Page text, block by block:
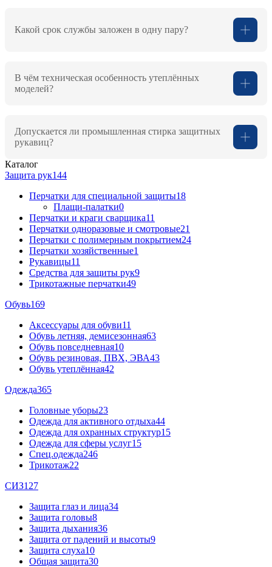
Какой срок службы заложен в одну пару?
В чём техническая особенность утеплённых
моделей?
Допускается ли промышленная стирка защитных
рукавиц?
Каталог
Защита рук144
Перчатки для специальной защиты18
Плащи-палатки0
Перчатки и краги сварщика11
Перчатки одноразовые и смотровые21
Перчатки с полимерным покрытием24
Перчатки хозяйственные1
Рукавицы11
Средства для защиты рук9
Трикотажные перчатки49
Обувь169
Аксессуары для обуви11
Обувь летняя, демисезонная63
Обувь повседневная10
Обувь резиновая, ПВХ, ЭВА43
Обувь утеплённая42
Одежда365
Головные уборы23
Одежда для активного отдыха44
Одежда для охранных структур15
Одежда для сферы услуг15
Спец.одежда246
Трикотаж22
СИЗ127
Защита глаз и лица34
Защита головы8
Защита дыхания36
Защита от падений и высоты9
Защита слуха10
Общая защита30